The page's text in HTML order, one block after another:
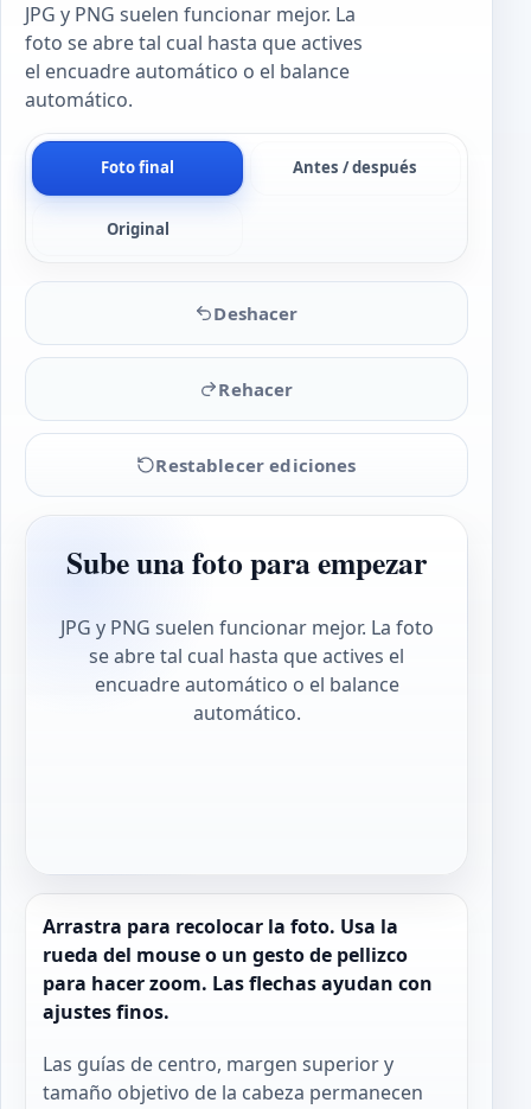
JPG y PNG suelen funcionar mejor. La
foto se abre tal cual hasta que actives
el encuadre automático o el balance
automático.
Foto final Antes / después
Original
Deshacer
Rehacer
Restablecer ediciones
Sube una foto para empezar
JPG y PNG suelen funcionar mejor. La foto
se abre tal cual hasta que actives el
encuadre automático o el balance
automático.
Arrastra para recolocar la foto. Usa la
rueda del mouse o un gesto de pellizco
para hacer zoom. Las flechas ayudan con
ajustes finos.
Las guías de centro, margen superior y
tamaño objetivo de la cabeza permanecen